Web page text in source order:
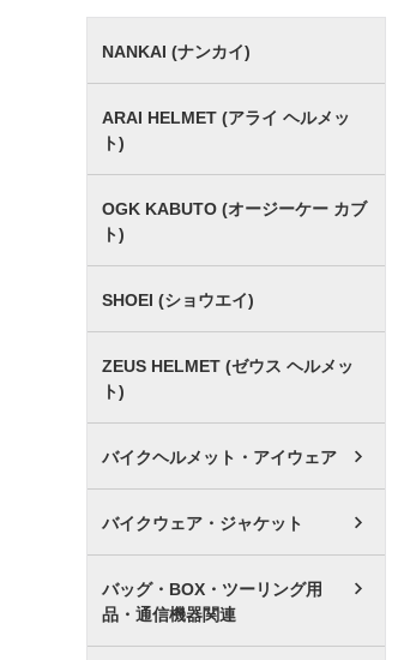
NANKAI (ナンカイ)
ARAI HELMET (アライ ヘルメッ
ト)
OGK KABUTO (オージーケー カブ
ト)
SHOEI (ショウエイ)
ZEUS HELMET (ゼウス ヘルメッ
ト)
バイクヘルメット・アイウェア
バイクウェア・ジャケット
バッグ・BOX・ツーリング用
品・通信機器関連